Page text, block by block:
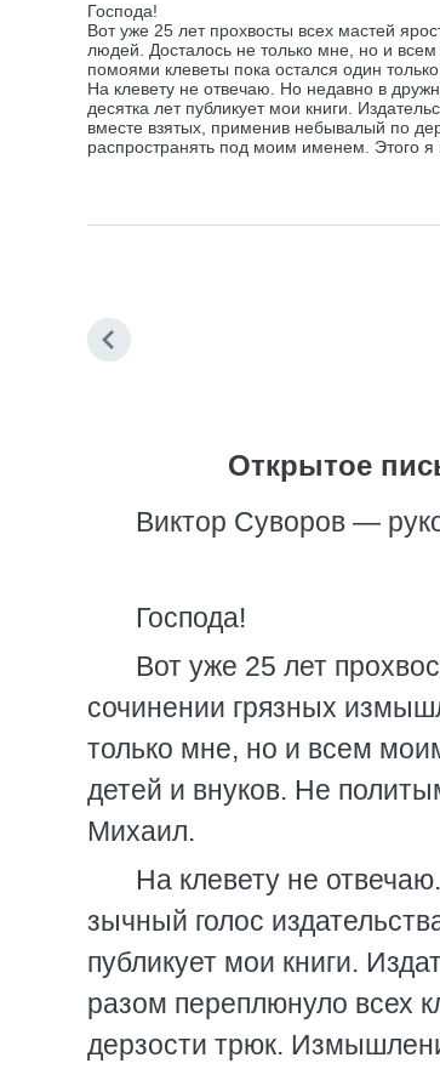
Господа!
Вот уже 25 лет прохвосты всех мастей
людей. Досталось не только мне, но и
помоями клеветы пока остался один
На клевету не отвечаю. Но недавно в
десятка лет публикует мои книги.
вместе взятых, применив небывалый по
распространять под моим именем. Этого я
Открытое
Виктор Суворов —
Господа!
Вот уже 25 лет
сочинении грязных
только мне, но и всем
детей и внуков. Не
Михаил.
На клевету не
зычный голос
публикует мои книги.
разом переплюнуло всех
дерзости трюк.